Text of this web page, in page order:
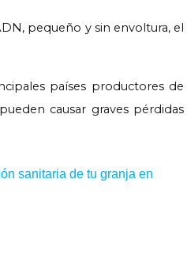
pequeño y sin envoltura, el
países productores de
causar graves pérdidas
sanitaria de tu granja en